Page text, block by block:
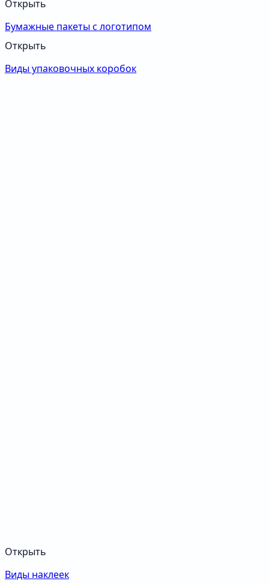
Открыть
Бумажные пакеты с логотипом
Открыть
Виды упаковочных коробок
Открыть
Виды наклеек